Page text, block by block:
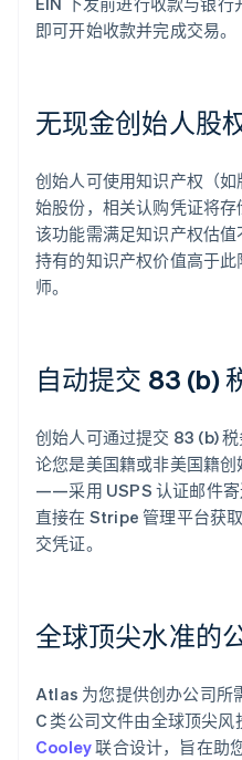
即可开始收款并完成交易。
无现金创始人股
创始人可使用知识产权（
始股份，相关认购凭证将
该功能需满足知识产权估
持有的知识产权价值高于
师。
自动提交 83 (b)
创始人可通过提交 83 (b)
论您是美国籍或非美国籍
——采用 USPS 认证邮件寄
直接在 Stripe 管理平台获
交凭证。
全球顶尖水准的
Atlas 为您提供创办公司所
C 类公司文件由全球顶尖
Cooley联合设计，旨在助